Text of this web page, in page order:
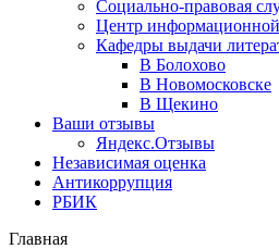
Социально-правовая
Центр информационной
Кафедры выдачи
В Болохово
В Новомосковске
В Щекино
Ваши отзывы
Яндекс.Отзывы
Независимая оценка
Антикоррупция
РБИК
Главная